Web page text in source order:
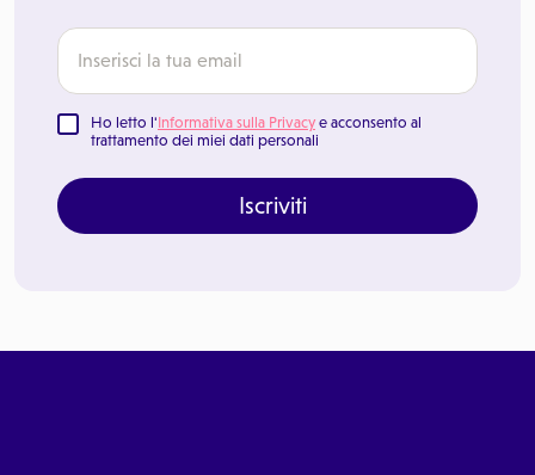
Ho letto l'Informativa sulla Privacy e acconsento al
trattamento dei miei dati personali
Iscriviti